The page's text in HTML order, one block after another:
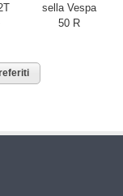
sella Vespa
50 R